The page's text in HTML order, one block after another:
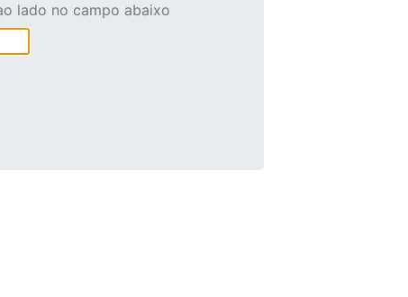
lado no campo abaixo